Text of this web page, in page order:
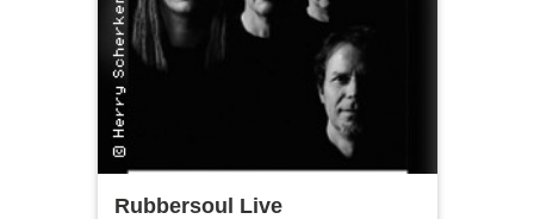
Rubbersoul Live